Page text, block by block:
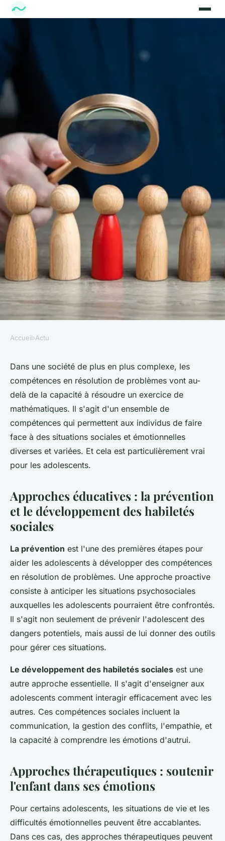
Quelles approches pour
renforcer les compétences en
résolution de problèmes chez
les adolescents ?
Sohan• 10 mai 2024•5 min de lecture
Accueil›Actu
Dans une société de plus en plus complexe, les
compétences en résolution de problèmes vont au-
delà de la capacité à résoudre un exercice de
mathématiques. Il s'agit d'un ensemble de
compétences qui permettent aux individus de faire
face à des situations sociales et émotionnelles
diverses et variées. Et cela est particulièrement vrai
pour les adolescents.
Approches éducatives : la prévention
et le développement des habiletés
sociales
La prévention est l'une des premières étapes pour
aider les adolescents à développer des compétences
en résolution de problèmes. Une approche proactive
consiste à anticiper les situations psychosociales
auxquelles les adolescents pourraient être confrontés.
Il s'agit non seulement de prévenir l'adolescent des
dangers potentiels, mais aussi de lui donner des outils
pour gérer ces situations.
Le développement des habiletés sociales est une
autre approche essentielle. Il s'agit d'enseigner aux
adolescents comment interagir efficacement avec les
autres. Ces compétences sociales incluent la
communication, la gestion des conflits, l'empathie, et
la capacité à comprendre les émotions d'autrui.
Approches thérapeutiques : soutenir
l'enfant dans ses émotions
Pour certains adolescents, les situations de vie et les
difficultés émotionnelles peuvent être accablantes.
Dans ces cas, des approches thérapeutiques peuvent